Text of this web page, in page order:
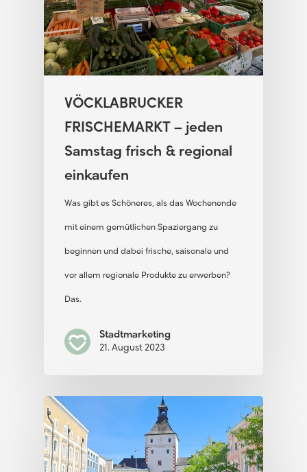
VÖCKLABRUCKER
FRISCHEMARKT – jeden
Samstag frisch & regional
einkaufen
Was gibt es Schöneres, als das Wochenende
mit einem gemütlichen Spaziergang zu
beginnen und dabei frische, saisonale und
vor allem regionale Produkte zu erwerben?
Das…
Stadtmarketing
21. August 2023